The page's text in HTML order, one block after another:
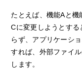
たとえば、機能Aと
Cに変更しようとす
らず、アプリケーシ
すれば、外部ファイ
します。